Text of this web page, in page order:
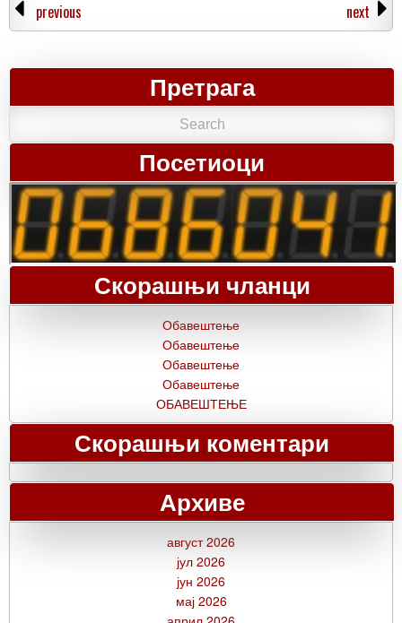
previous next
Претрага
Посетиоци
Скорашњи чланци
Обавештење
Обавештење
Обавештење
Обавештење
ОБАВЕШТЕЊЕ
Скорашњи коментари
Архиве
август 2026
јул 2026
јун 2026
мај 2026